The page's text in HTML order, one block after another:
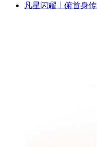
凡星闪耀丨俯首身